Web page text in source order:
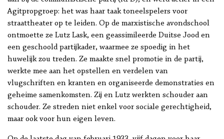
Agitpropgroep: het was haar taak toneelspelers voor
straattheater op te leiden. Op de marxistische avondschool
ontmoette ze Lutz Lask, een geassimileerde Duitse Jood en
een geschoold partijkader, waarmee ze spoedig in het
huwelijk zou treden. Ze maakte snel promotie in de partij,
werkte mee aan het opstellen en verdelen van
vlugschriften en kranten en organiseerde demonstraties en
geheime samenkomsten. Zij en Lutz werkten schouder aan
schouder. Ze streden niet enkel voor sociale gerechtigheid,
maar ook voor hun eigen leven.